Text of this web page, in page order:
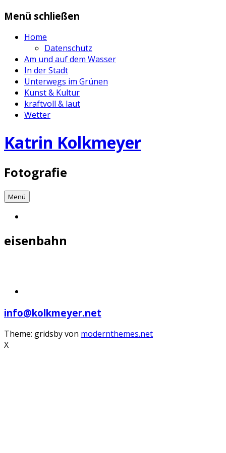
Zum
springen
Menü schließen
Home
Datenschutz
Am und auf dem Wasser
In der Stadt
Unterwegs im Grünen
Kunst & Kultur
kraftvoll & laut
Wetter
Katrin Kolkmeyer
Fotografie
Menü
eisenbahn
info@kolkmeyer.net
Theme: gridsby von modernthemes.net
X